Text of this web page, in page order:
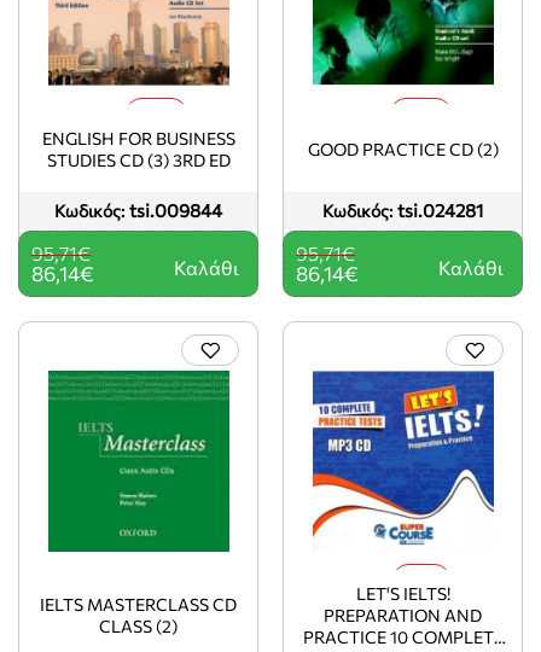
Κωδικός: tsi.009844
ENGLISH FOR BUSINESS
STUDIES CD (3) 3RD ED
86,14€
95,71€
Καλάθι
Κωδικός: tsi.024281
GOOD PRACTICE CD (2)
86,14€
95,71€
Καλάθι
IELTS MASTERCLASS CD
CLASS (2)
LET'S IELTS!
PREPARATION AND
PRACTICE 10 COMPLETE